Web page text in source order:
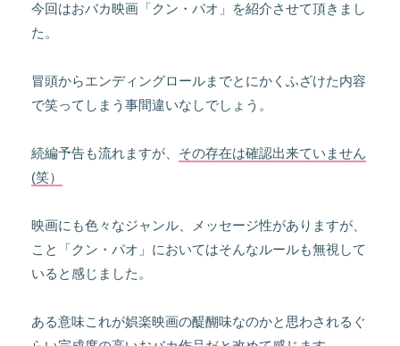
今回はおバカ映画「クン・パオ」を紹介させて頂きまし
た。
冒頭からエンディングロールまでとにかくふざけた内容
で笑ってしまう事間違いなしでしょう。
続編予告も流れますが、 その存在は確認出来ていません
(笑）
映画にも色々なジャンル、メッセージ性がありますが、
こと「クン・パオ」においてはそんなルールも無視して
いると感じました。
ある意味これが娯楽映画の醍醐味なのかと思わされるぐ